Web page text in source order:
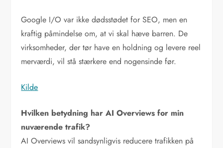
Google I/O var ikke dødsstødet for SEO, men en
kraftig påmindelse om, at vi skal hæve barren. De
virksomheder, der tør have en holdning og levere reel
merværdi, vil stå stærkere end nogensinde før.
Kilde
Hvilken betydning har AI Overviews for min
nuværende trafik?
AI Overviews vil sandsynligvis reducere trafikken på